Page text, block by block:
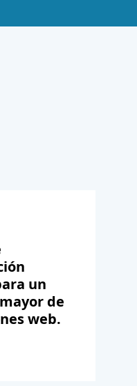
un
de
web.